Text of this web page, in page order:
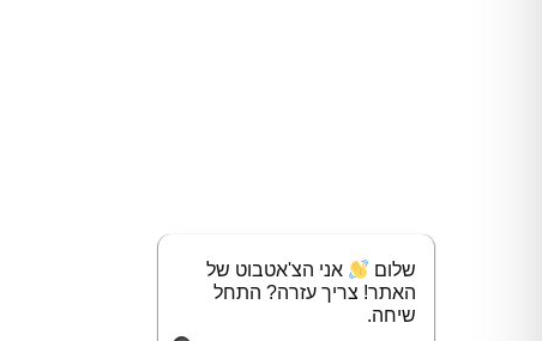
שלום
אני הצ'אטבוט של
האתר! צריך עזרה? התחל
שיחה.